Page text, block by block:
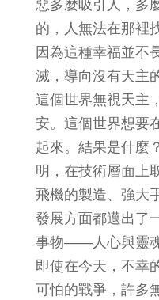
惡多麼吸引人，多
的，人無法在那裡
因為這種幸福並不
滅，導向沒有天主
這個世界無視天主
安。這個世界想要
起來。結果是什麼
明，在技術層面上
飛機的製造、強大
發展方面都邁出了
事物——人心與靈
即使在今天，不幸
可怕的戰爭，許多